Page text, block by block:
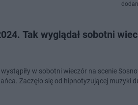
Tak wyglądał sobotni
w sobotni wieczór na scenie
Zaczęło się od hipnotyzującej muzyki